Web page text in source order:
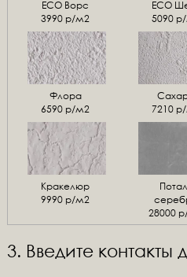
ЕСО Ворс
3990 р/м2
ЕСО
5090
Флора
6590 р/м2
7210
Кракелюр
9990 р/м2
28000
3. Введите контакты